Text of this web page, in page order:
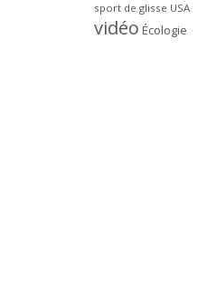
sport de glisse USA
vidéo Écologie